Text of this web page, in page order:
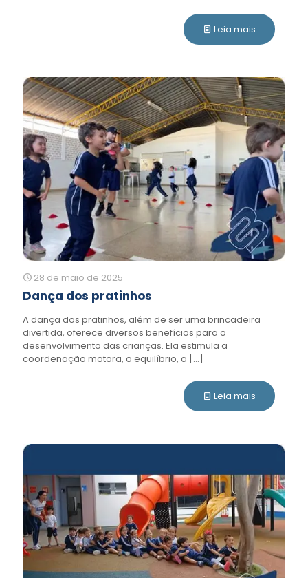
Leia mais
28 de maio de 2025
Dança dos pratinhos
A dança dos pratinhos, além de ser uma brincadeira
divertida, oferece diversos benefícios para o
desenvolvimento das crianças. Ela estimula a
coordenação motora, o equilíbrio, a […]
Leia mais